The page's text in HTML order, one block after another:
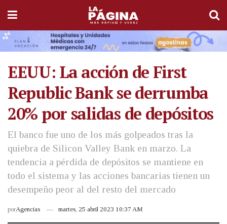
EEUU: La acción de First
Republic Bank se derrumba
20% por salidas de depósitos
El banco fue uno de los más golpeados tras la
quiebra de Silicon Valley Bank en marzo. La
tendencia a pérdida de depósitos se mantiene en
todo el sistema y las acciones bancarias tienen un
desempeño peor al del resto del mercado
porAgencias martes, 25 abril 2023 10:37 AM